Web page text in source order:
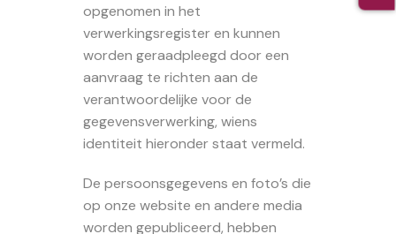
opgenomen in het
verwerkingsregister en kunnen
worden geraadpleegd door een
aanvraag te richten aan de
verantwoordelijke voor de
gegevensverwerking, wiens
identiteit hieronder staat vermeld.
De persoonsgegevens en foto’s die
op onze website en andere media
worden gepubliceerd, hebben